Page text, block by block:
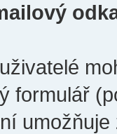
formulář